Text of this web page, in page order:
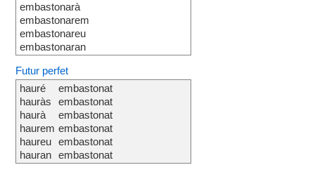
embastonarà
embastonarem
embastonareu
embastonaran
Futur perfet
hauré
hauràs
haurà
haurem
haureu
hauran
embastonat
embastonat
embastonat
embastonat
embastonat
embastonat